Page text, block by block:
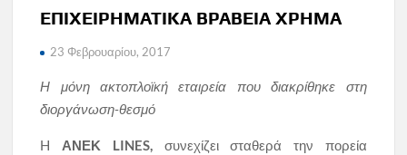
ΕΠΙΧΕΙΡΗΜΑΤΙΚΑ ΒΡΑΒΕΙΑ ΧΡΗΜΑ
23 Φεβρουαρίου, 2017
Η μόνη ακτοπλοϊκή εταιρεία που διακρίθηκε στη
διοργάνωση-θεσμό
H ΑΝΕΚ LINES, συνεχίζει σταθερά την πορεία